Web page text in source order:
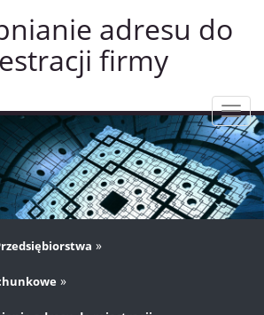
adresu do
firmy
»
»